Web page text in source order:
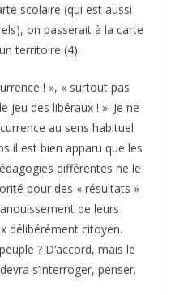
scolaire (qui est aussi
on passerait à la carte
territoire (4).
! », « surtout pas
jeu des libéraux ! ». Je ne
au sens habituel
il est bien apparu que les
différentes ne le
pour des « résultats »
de leurs
délibérément citoyen.
? D’accord, mais le
s’interroger, penser.